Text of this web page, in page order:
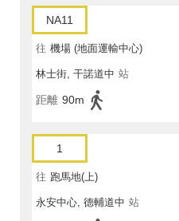
NA11
往 機場 (地面運輸中心)
林士街, 干諾道中 站
距離 90m
1
往 跑馬地(上)
永安中心, 德輔道中 站